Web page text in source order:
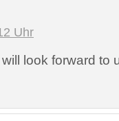
Uhr
look forward to